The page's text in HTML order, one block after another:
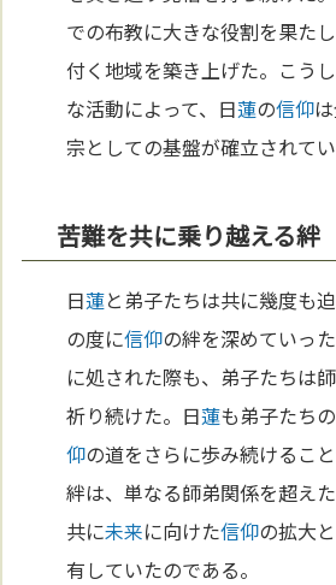
での布教に大きな役割を果た
付く地域を築き上げた。こう
な活動によって、日蓮の信仰
宗としての基盤が確立されて
苦難を共に乗り越える絆
日蓮と弟子たちは共に幾度も
の度に信仰の絆を深めていっ
に処された際も、弟子たちは
祈り続けた。日蓮も弟子たちの
仰の道をさらに歩み続けるこ
絆は、単なる師弟関係を超え
共に未来に向けた信仰の拡大
有していたのである。